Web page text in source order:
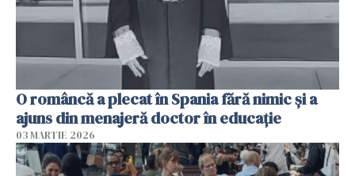
O româncă a plecat în Spania fără nimic și a
ajuns din menajeră doctor în educație
03 MARTIE 2026